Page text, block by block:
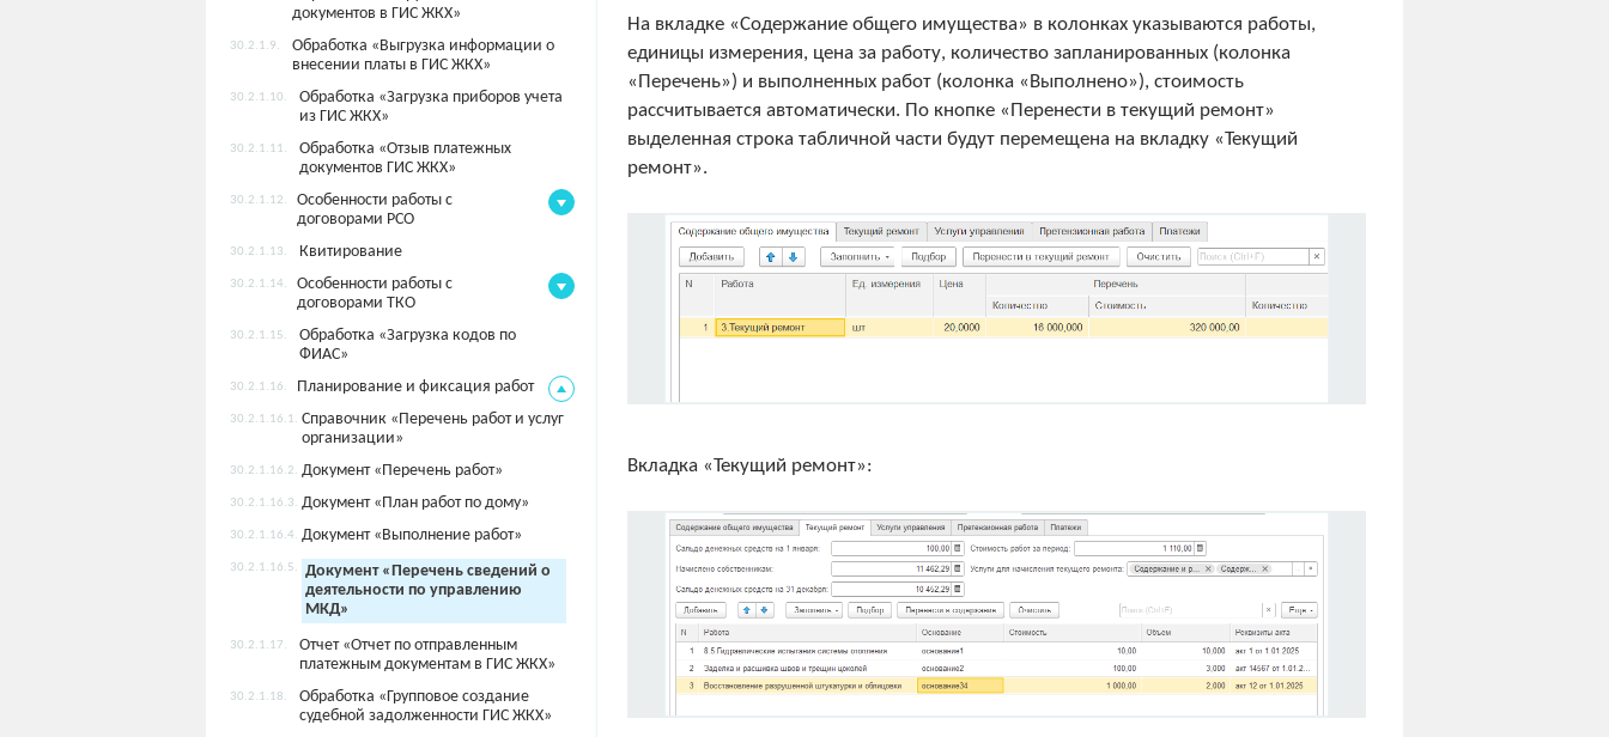
документов в ГИС ЖКХ»
30.2.1.9.
Обработка «Выгрузка информации о
внесении платы в ГИС ЖКХ»
30.2.1.10.
Обработка «Загрузка приборов учета
из ГИС ЖКХ»
30.2.1.11.
Обработка «Отзыв платежных
документов ГИС ЖКХ»
30.2.1.12.
Особенности работы с
договорами РСО
30.2.1.13. Квитирование
30.2.1.14.
Особенности работы с
договорами ТКО
30.2.1.15.
Обработка «Загрузка кодов по
ФИАС»
30.2.1.16. Планирование и фиксация работ
30.2.1.16.1. Справочник «Перечень работ и услуг
организации»
30.2.1.16.2. Документ «Перечень работ»
30.2.1.16.3. Документ «План работ по дому»
30.2.1.16.4. Документ «Выполнение работ»
30.2.1.16.5.
Документ «Перечень сведений о
деятельности по управлению
МКД»
30.2.1.17.
Отчет «Отчет по отправленным
платежным документам в ГИС ЖКХ»
30.2.1.18.
Обработка «Групповое создание
судебной задолженности ГИС ЖКХ»
На вкладке «Содержание общего имущества» в колонках указываются работы,
единицы измерения, цена за работу, количество запланированных (колонка
«Перечень») и выполненных работ (колонка «Выполнено»), стоимость
рассчитывается автоматически. По кнопке «Перенести в текущий ремонт»
выделенная строка табличной части будут перемещена на вкладку «Текущий
ремонт».
Вкладка «Текущий ремонт»: